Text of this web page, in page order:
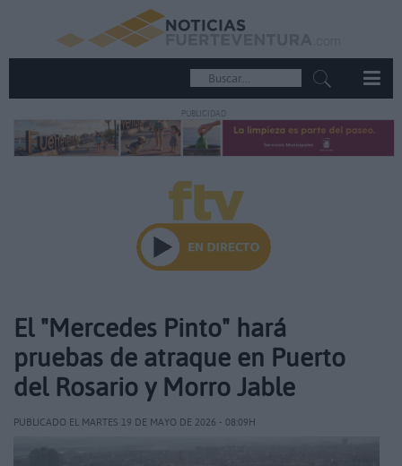
PUBLICIDAD
El "Mercedes Pinto" hará
pruebas de atraque en Puerto
del Rosario y Morro Jable
PUBLICADO EL MARTES 19 DE MAYO DE 2026 - 08:09H